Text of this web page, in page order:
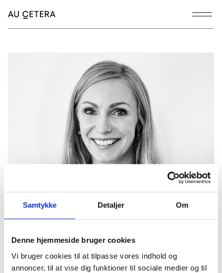
Samtykke Detaljer Om
Denne hjemmeside bruger cookies
Vi bruger cookies til at tilpasse vores indhold og
annoncer, til at vise dig funktioner til sociale medier og til